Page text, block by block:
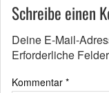
Schreibe einen
Deine E-Mail-
Erforderliche
Kommentar *